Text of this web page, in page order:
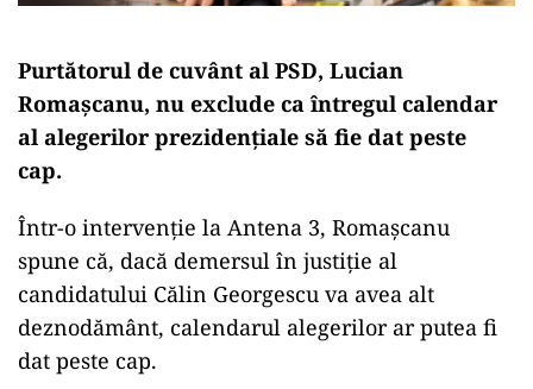
Purtătorul de cuvânt al PSD, Lucian
Romaşcanu, nu exclude ca întregul calendar
al alegerilor prezidenţiale să fie dat peste
cap.
Într-o intervenţie la Antena 3, Romaşcanu
spune că, dacă demersul în justiţie al
candidatului Călin Georgescu va avea alt
deznodământ, calendarul alegerilor ar putea fi
dat peste cap.